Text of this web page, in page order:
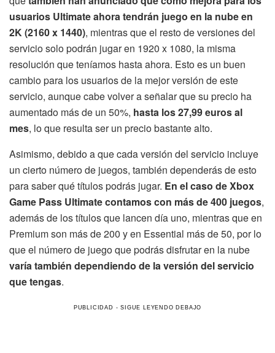
usuarios Ultimate ahora tendrán juego en la nube en
2K (2160 x 1440), mientras que el resto de versiones del
servicio solo podrán jugar en 1920 x 1080, la misma
resolución que teníamos hasta ahora. Esto es un buen
cambio para los usuarios de la mejor versión de este
servicio, aunque cabe volver a señalar que su precio ha
aumentado más de un 50%, hasta los 27,99 euros al
mes, lo que resulta ser un precio bastante alto.
Asimismo, debido a que cada versión del servicio incluye
un cierto número de juegos, también dependerás de esto
para saber qué títulos podrás jugar. En el caso de Xbox
Game Pass Ultimate contamos con más de 400 juegos,
además de los títulos que lancen día uno, mientras que en
Premium son más de 200 y en Essential más de 50, por lo
que el número de juego que podrás disfrutar en la nube
varía también dependiendo de la versión del servicio
que tengas.